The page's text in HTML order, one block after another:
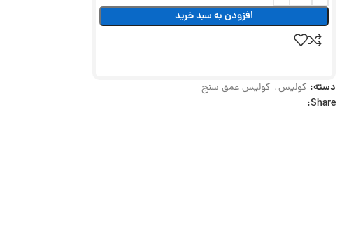
افزودن به سبد خرید
دسته: کولیس, کولیس عمق سنج
Share: